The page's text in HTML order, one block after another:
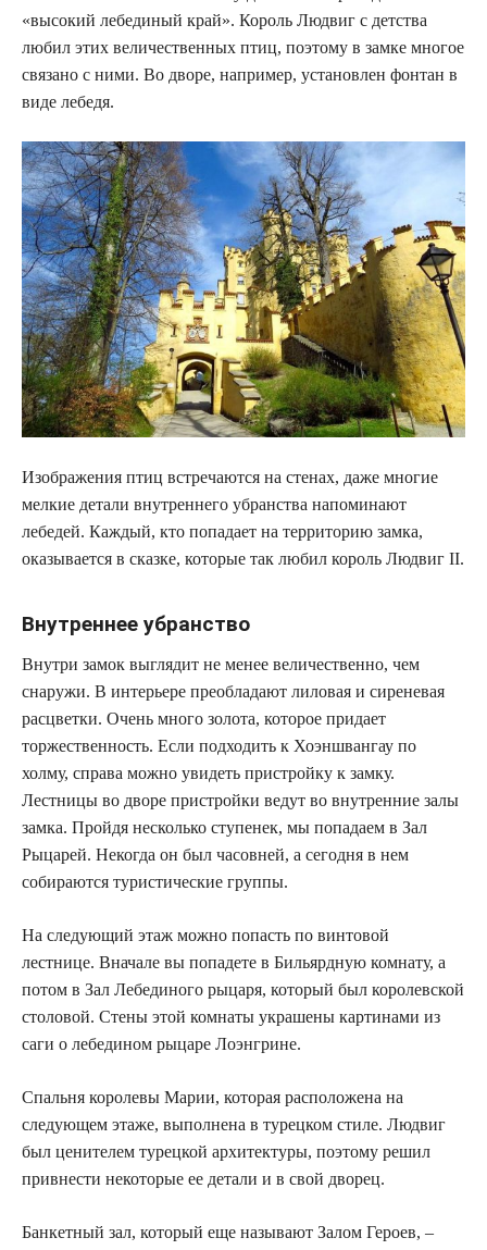
«высокий лебединый край». Король Людвиг с детства
любил этих величественных птиц, поэтому в замке многое
связано с ними. Во дворе, например, установлен фонтан в
виде лебедя.
Изображения птиц встречаются на стенах, даже многие
мелкие детали внутреннего убранства напоминают
лебедей. Каждый, кто попадает на территорию замка,
оказывается в сказке, которые так любил король Людвиг II.
Внутреннее убранство
Внутри замок выглядит не менее величественно, чем
снаружи. В интерьере преобладают лиловая и сиреневая
расцветки. Очень много золота, которое придает
торжественность. Если подходить к Хоэншвангау по
холму, справа можно увидеть пристройку к замку.
Лестницы во дворе пристройки ведут во внутренние залы
замка. Пройдя несколько ступенек, мы попадаем в Зал
Рыцарей. Некогда он был часовней, а сегодня в нем
собираются туристические группы.
На следующий этаж можно попасть по винтовой
лестнице. Вначале вы попадете в Бильярдную комнату, а
потом в Зал Лебединого рыцаря, который был королевской
столовой. Стены этой комнаты украшены картинами из
саги о лебедином рыцаре Лоэнгрине.
Спальня королевы Марии, которая расположена на
следующем этаже, выполнена в турецком стиле. Людвиг
был ценителем турецкой архитектуры, поэтому решил
привнести некоторые ее детали и в свой дворец.
Банкетный зал, который еще называют Залом Героев, –